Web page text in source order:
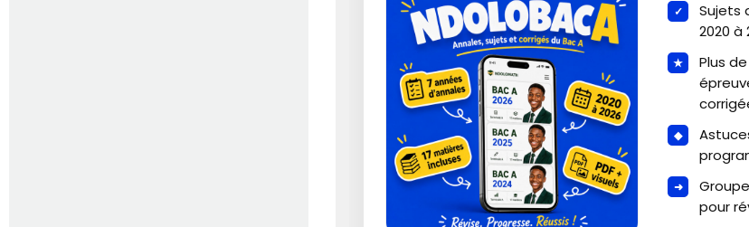
Sujets
2020 à
Plus de
pour